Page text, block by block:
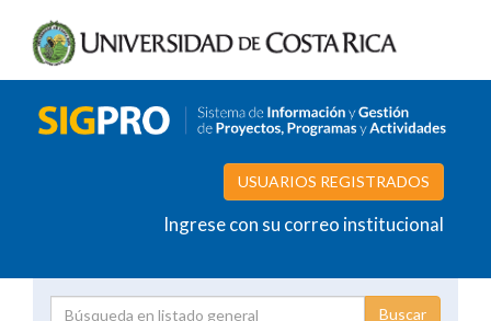
USUARIOS REGISTRADOS
Ingrese con su correo institucional